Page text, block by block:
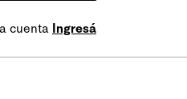
cuenta Ingresá